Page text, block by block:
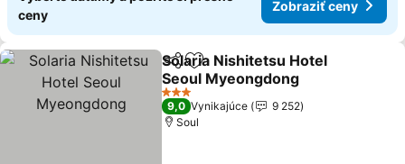
ceny
Zobraziť ceny
ZdieľaťPridať do obľúbených
Solaria Nishitetsu Hotel
Seoul Myeongdong
3 Počet hviezdičiek
9,0 Vynikajúce
9 252
Soul